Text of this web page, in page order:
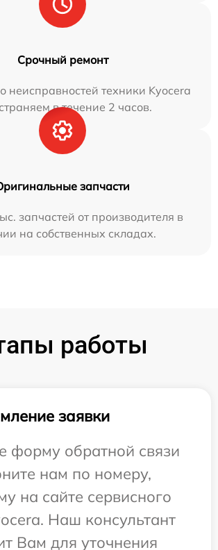
Срочный ремонт
неисправностей техники Kyocera
в течение 2 часов.
запчасти
запчастей от производителя в
на собственных складах.
работы
заявки
форму обратной связи
нам по номеру,
на сайте сервисного
Наш консультант
Вам для уточнения